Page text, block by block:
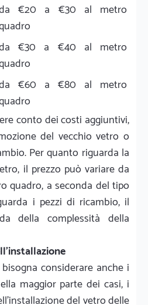
€20 a €30 al metro
€30 a €40 al metro
€60 a €80 al metro
conto dei costi aggiuntivi,
del vecchio vetro o
Per quanto riguarda la
il prezzo può variare da
quadro, a seconda del tipo
i pezzi di ricambio, il
della complessità della
considerare anche i
maggior parte dei casi, i
del vetro delle